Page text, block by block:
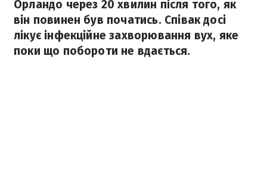
Орландо через 20 хвилин після того, як
він повинен був початись. Співак досі
лікує інфекційне захворювання вух, яке
поки що побороти не вдається.